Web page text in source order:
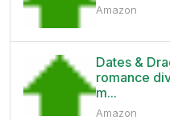
Amazon
Dates &
romance
m...
Amazon